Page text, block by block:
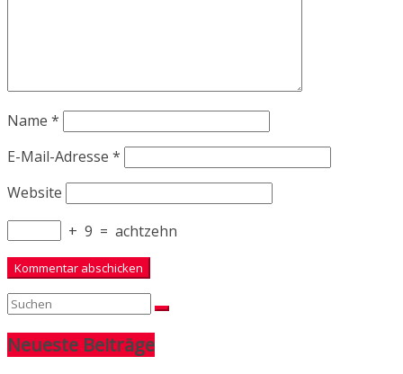
Name *
E-Mail-Adresse *
Website
+ 9 = achtzehn
Neueste Beiträge